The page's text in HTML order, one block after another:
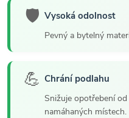
🛡️ Vysoká odolnost
Pevný a bytelný
💪 Chrání podlahu
Snižuje opotřebení
namáhaných místech.